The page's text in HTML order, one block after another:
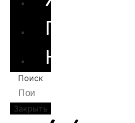
ПЕРСОНЫ
НОВОСТИ
Поиск
Закрыть